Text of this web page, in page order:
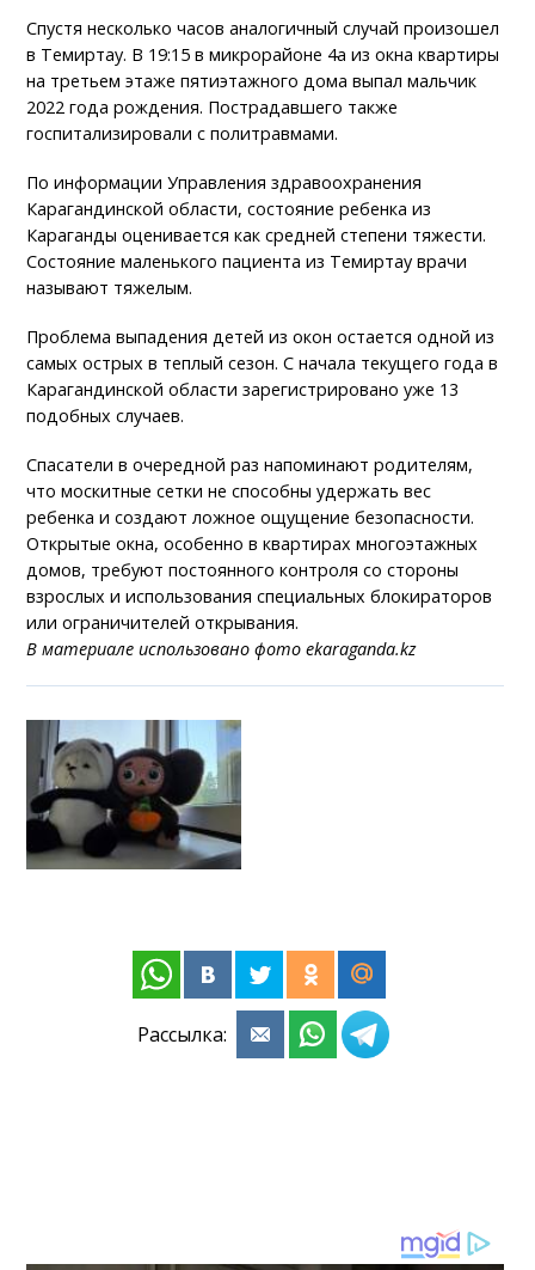
Спустя несколько часов аналогичный случай произошел
в Темиртау. В 19:15 в микрорайоне 4а из окна квартиры
на третьем этаже пятиэтажного дома выпал мальчик
2022 года рождения. Пострадавшего также
госпитализировали с политравмами.
По информации Управления здравоохранения
Карагандинской области, состояние ребенка из
Караганды оценивается как средней степени тяжести.
Состояние маленького пациента из Темиртау врачи
называют тяжелым.
Проблема выпадения детей из окон остается одной из
самых острых в теплый сезон. С начала текущего года в
Карагандинской области зарегистрировано уже 13
подобных случаев.
Спасатели в очередной раз напоминают родителям,
что москитные сетки не способны удержать вес
ребенка и создают ложное ощущение безопасности.
Открытые окна, особенно в квартирах многоэтажных
домов, требуют постоянного контроля со стороны
взрослых и использования специальных блокираторов
или ограничителей открывания.
В материале использовано фото ekaraganda.kz
Рассылка: